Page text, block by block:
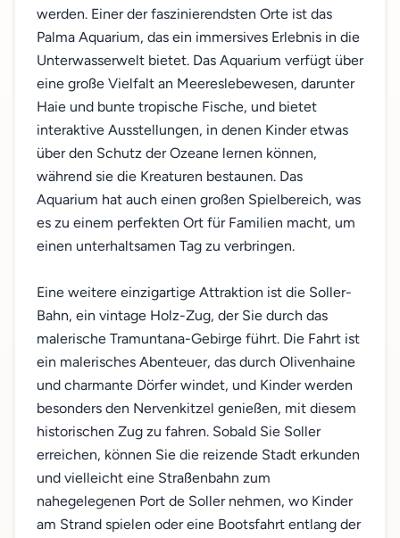
werden. Einer der faszinierendsten Orte ist das
Palma Aquarium, das ein immersives Erlebnis in die
Unterwasserwelt bietet. Das Aquarium verfügt über
eine große Vielfalt an Meereslebewesen, darunter
Haie und bunte tropische Fische, und bietet
interaktive Ausstellungen, in denen Kinder etwas
über den Schutz der Ozeane lernen können,
während sie die Kreaturen bestaunen. Das
Aquarium hat auch einen großen Spielbereich, was
es zu einem perfekten Ort für Familien macht, um
einen unterhaltsamen Tag zu verbringen.
Eine weitere einzigartige Attraktion ist die Soller-
Bahn, ein vintage Holz-Zug, der Sie durch das
malerische Tramuntana-Gebirge führt. Die Fahrt ist
ein malerisches Abenteuer, das durch Olivenhaine
und charmante Dörfer windet, und Kinder werden
besonders den Nervenkitzel genießen, mit diesem
historischen Zug zu fahren. Sobald Sie Soller
erreichen, können Sie die reizende Stadt erkunden
und vielleicht eine Straßenbahn zum
nahegelegenen Port de Soller nehmen, wo Kinder
am Strand spielen oder eine Bootsfahrt entlang der